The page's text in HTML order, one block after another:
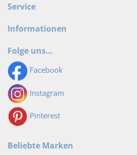
Service
Informationen
Folge uns…
Facebook
Instagram
Pinterest
Beliebte Marken